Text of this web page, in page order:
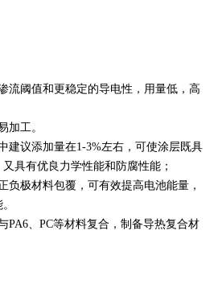
流阈值和更稳定的导电性，用量低，高
加工。
建议添加量在1-3%左右，可使涂层既具
具有优良力学性能和防腐性能；
负极材料包覆，可有效提高电池能量，
PA6、PC等材料复合，制备导热复合材